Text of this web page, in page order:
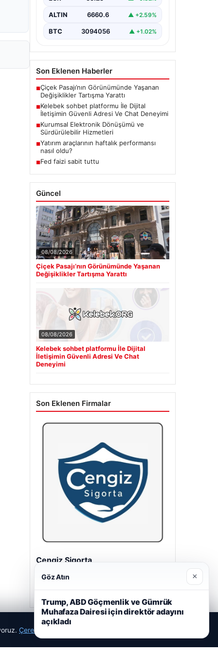
bir biçimde iletişim kurması büyük
Günümüzde birçok…
ALTIN 6660.6 ▲ +2.59%
BTC 3094056 ▲ +1.02%
Son Eklenen Haberler
■Çiçek Pasajı’nın Görünümünde Yaşanan
Değişiklikler Tartışma Yarattı
■Kelebek sohbet platformu İle Dijital
İletişimin Güvenli Adresi Ve Chat Deneyimi
■Kurumsal Elektronik Dönüşümü ve
Sürdürülebilir Hizmetleri
■Yatırım araçlarının haftalık performansı
nasıl oldu?
■Fed faizi sabit tuttu
Güncel
08/08/2026
Çiçek Pasajı’nın Görünümünde Yaşanan
Değişiklikler Tartışma Yarattı
08/08/2026
Kelebek sohbet platformu İle Dijital
İletişimin Güvenli Adresi Ve Chat
Deneyimi
Son Eklenen Firmalar
Cengiz Sigorta
Çerez Politikamız
Göz Atın ×
Trump, ABD Göçmenlik ve Gümrük
Muhafaza Dairesi için direktör adayını
açıkladı